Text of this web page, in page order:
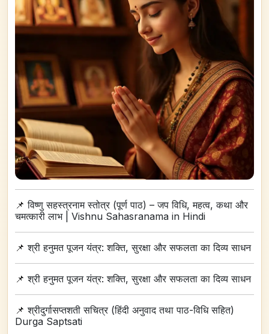
📌विष्णु सहस्त्रनाम स्तोत्र (पूर्ण पाठ) – जप विधि, महत्व, कथा और
चमत्कारी लाभ | Vishnu Sahasranama in Hindi
📌श्री हनुमत पूजन यंत्र: शक्ति, सुरक्षा और सफलता का दिव्य साधन
📌श्री हनुमत पूजन यंत्र: शक्ति, सुरक्षा और सफलता का दिव्य साधन
📌श्रीदुर्गासप्तशती सचित्र (हिंदी अनुवाद तथा पाठ-विधि सहित)
Durga Saptsati